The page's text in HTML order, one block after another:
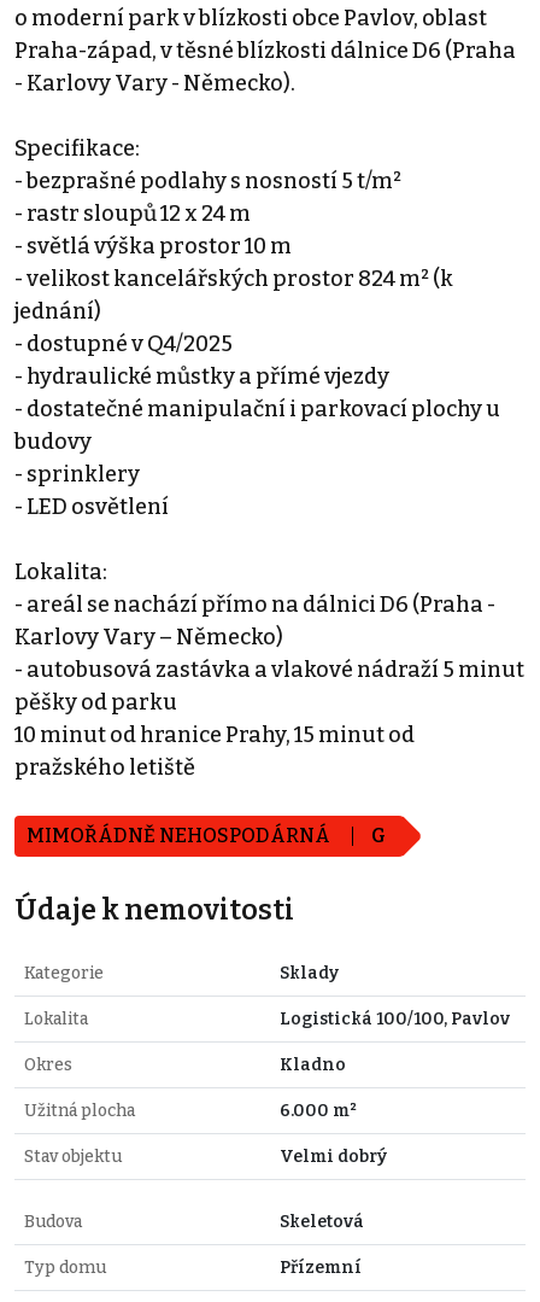
o moderní park v blízkosti obce Pavlov, oblast
Praha-západ, v těsné blízkosti dálnice D6 (Praha
- Karlovy Vary - Německo).
Specifikace:
- bezprašné podlahy s nosností 5 t/m²
- rastr sloupů 12 x 24 m
- světlá výška prostor 10 m
- velikost kancelářských prostor 824 m² (k
jednání)
- dostupné v Q4/2025
- hydraulické můstky a přímé vjezdy
- dostatečné manipulační i parkovací plochy u
budovy
- sprinklery
- LED osvětlení
Lokalita:
- areál se nachází přímo na dálnici D6 (Praha -
Karlovy Vary – Německo)
- autobusová zastávka a vlakové nádraží 5 minut
pěšky od parku
10 minut od hranice Prahy, 15 minut od
pražského letiště
MIMOŘÁDNĚ NEHOSPODÁRNÁ G
Údaje k nemovitosti
Kategorie Sklady
Lokalita Logistická 100/100, Pavlov
Okres Kladno
Užitná plocha 6.000 m²
Stav objektu Velmi dobrý
Budova Skeletová
Typ domu Přízemní